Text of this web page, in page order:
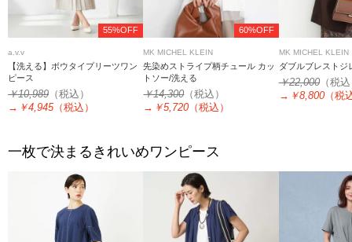
55%OFF
a.v.v
【洗える】ボウタイプリーツワン
ピース
￥10,989 （税込）
→ ￥4,945（税込）
60%OFF
MK MICHEL KLEIN
先染めストライプ柄チュール カッ
トソー/洗える
￥14,300（税込）
→ ￥5,720 （税込）
MK MICHEL KLEIN
ダブルブレストジ
￥22,000（税
→ ￥8,800（税
一枚で決まるきれいめワンピース